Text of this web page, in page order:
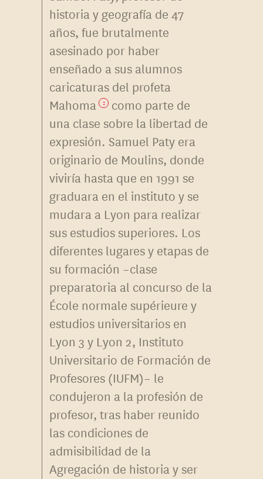
historia y geografía de 47
años, fue brutalmente
asesinado por haber
enseñado a sus alumnos
caricaturas del profeta
Mahoma 2
como parte de
una clase sobre la libertad de
expresión. Samuel Paty era
originario de Moulins, donde
viviría hasta que en 1991 se
graduara en el instituto y se
mudara a Lyon para realizar
sus estudios superiores. Los
diferentes lugares y etapas de
su formación –clase
preparatoria al concurso de la
École normale supérieure y
estudios universitarios en
Lyon 3 y Lyon 2, Instituto
Universitario de Formación de
Profesores (IUFM)– le
condujeron a la profesión de
profesor, tras haber reunido
las condiciones de
admisibilidad de la
Agregación de historia y ser